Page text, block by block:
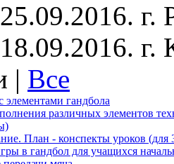
г.
| Все
элементами гандбола
различных элементов
План - конспекты уроков (для
в гандбол для учащихся